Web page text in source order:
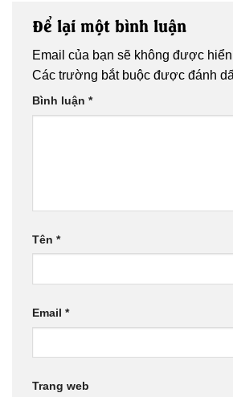
Để lại một bình luận
Email của bạn sẽ không được
Các trường bắt buộc được đánh
Bình luận *
Tên *
Email *
Trang web